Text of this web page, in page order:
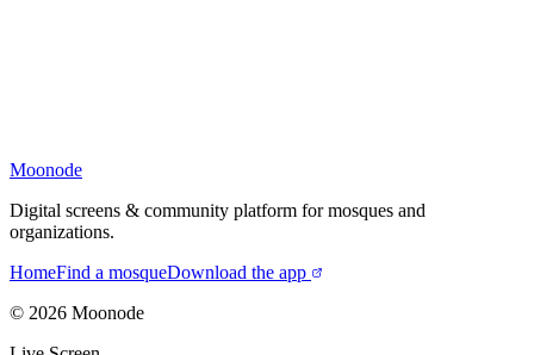
Moonode
Digital screens & community platform for mosques and
organizations.
HomeFind a mosqueDownload the app
© 2026 Moonode